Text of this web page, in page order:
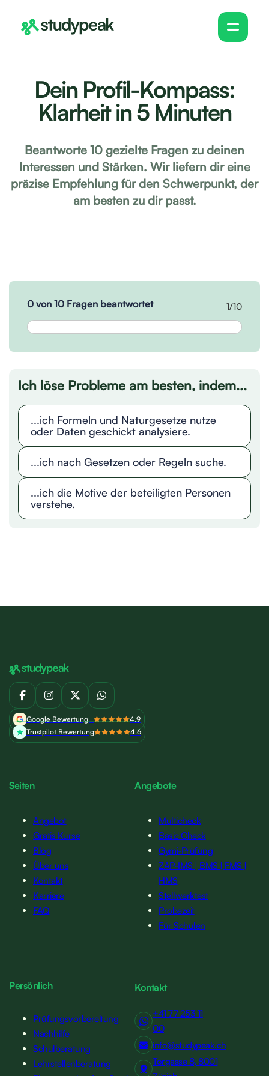
Dein Profil-Kompass:
Klarheit in 5 Minuten
Beantworte 10 gezielte Fragen zu deinen
Interessen und Stärken. Wir liefern dir eine
präzise Empfehlung für den Schwerpunkt, der
am besten zu dir passt.
0 von 10 Fragen beantwortet 1/10
Ich löse Probleme am besten, indem...
...ich Formeln und Naturgesetze nutze
oder Daten geschickt analysiere.
...ich nach Gesetzen oder Regeln suche.
...ich die Motive der beteiligten Personen
verstehe.
Google Bewertung
4.9
Trustpilot Bewertung
4.6
Angebote
Multicheck
Basic Check
Gymi-Prüfung
ZAP-IMS | BMS | FMS |
HMS
Stellwerktest
Probezeit
Für Schulen
Seiten
Angebot
Gratis Kurse
Blog
Über uns
Kontakt
Karriere
FAQ
Kontakt
+41 77 253 11
00
info@studypeak.ch
Torgasse 8, 8001
Persönlich
Prüfungsvorbereitung
Nachhilfe
Schulberatung
Lehrstellenberatung